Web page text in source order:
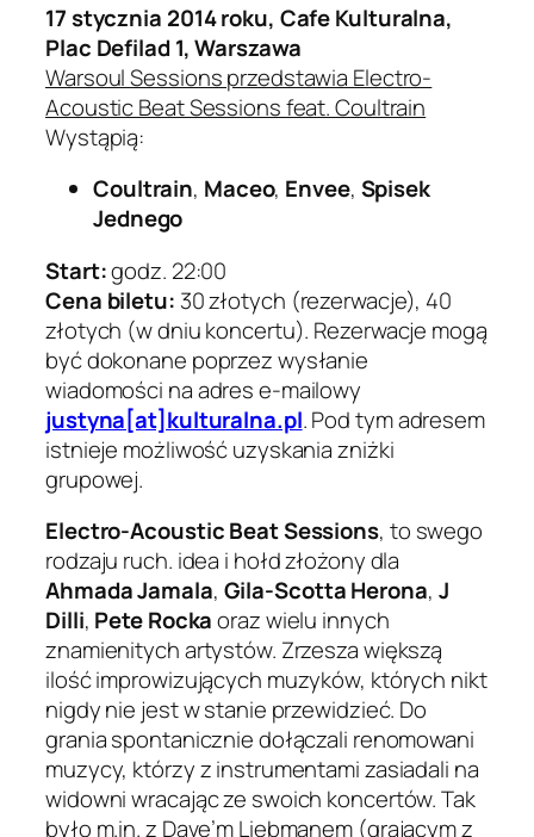
17 stycznia 2014 roku, Cafe Kulturalna,
Plac Defilad 1, Warszawa
Warsoul Sessions przedstawia Electro-
Acoustic Beat Sessions feat. Coultrain
Wystąpią:
Coultrain, Maceo, Envee, Spisek
Jednego
Start:godz. 22:00
Cena biletu: 30 złotych (rezerwacje), 40
złotych (w dniu koncertu). Rezerwacje mogą
być dokonane poprzez wysłanie
wiadomości na adres e-mailowy
justyna[at]kulturalna.pl. Pod tym adresem
istnieje możliwość uzyskania zniżki
grupowej.
Electro-Acoustic Beat Sessions, to swego
rodzaju ruch. idea i hołd złożony dla
Ahmada Jamala, Gila-Scotta Herona, J
Dilli, Pete Rockaoraz wielu innych
znamienitych artystów. Zrzesza większą
ilość improwizujących muzyków, których nikt
nigdy nie jest w stanie przewidzieć. Do
grania spontanicznie dołączali renomowani
muzycy, którzy z instrumentami zasiadali na
widowni wracając ze swoich koncertów. Tak
było m.in. z Dave’m Liebmanem (grającym z